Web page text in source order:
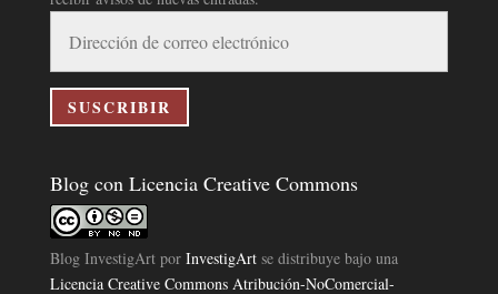
correo
electrónico
SUSCRIBIR
Blog con Licencia Creative Commons
Blog InvestigArtpor InvestigArtse distribuye bajo una
Licencia Creative Commons Atribución-NoComercial-